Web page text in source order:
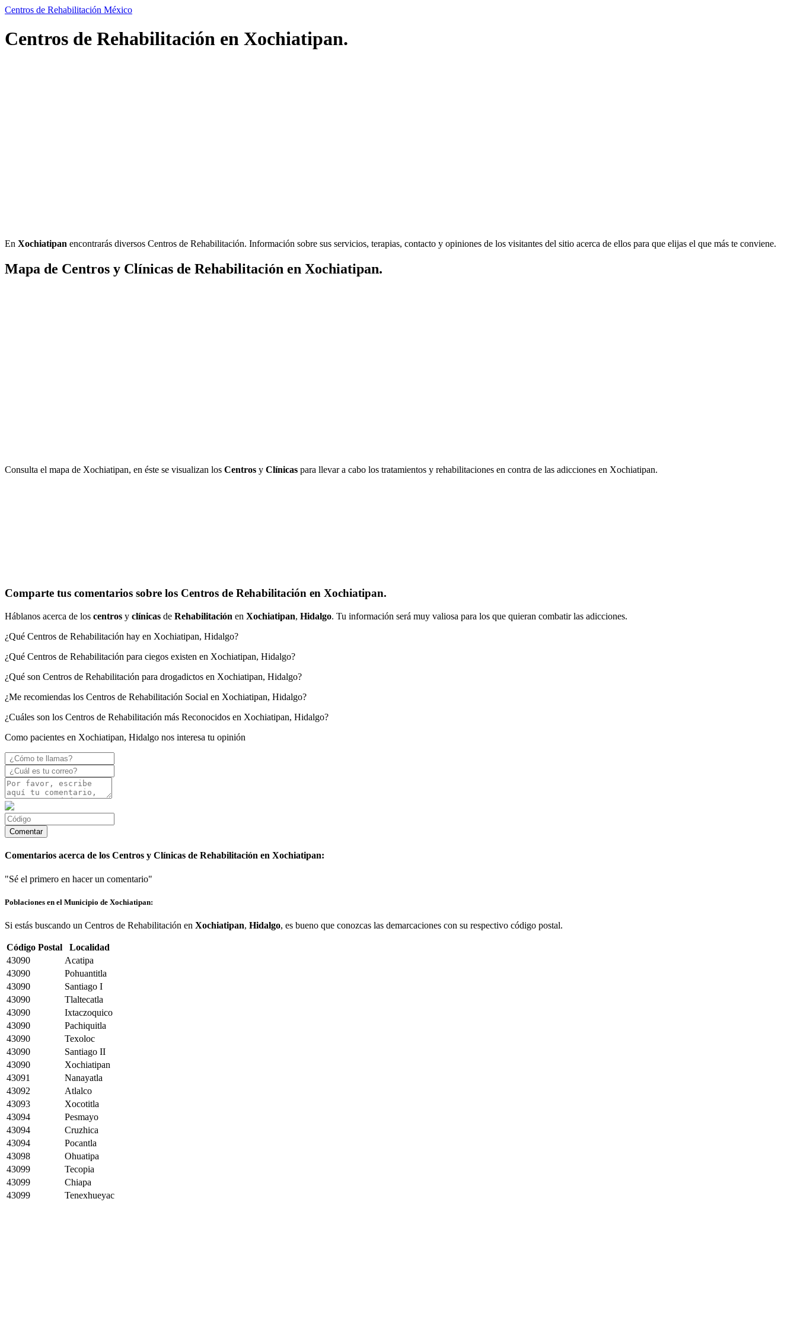
Centros de Rehabilitación México
Centros de Rehabilitación en Xochiatipan.
En Xochiatipan encontrarás diversos Centros de Rehabilitación. Información sobre sus servicios, terapias, contacto y opiniones de los visitantes del sitio acerca de ellos para que elijas el que más te conviene.
Mapa de Centros y Clínicas de Rehabilitación en Xochiatipan.
Consulta el mapa de Xochiatipan, en éste se visualizan los Centros y Clínicas para llevar a cabo los tratamientos y rehabilitaciones en contra de las adicciones en Xochiatipan.
Comparte tus comentarios sobre los Centros de Rehabilitación en Xochiatipan.
Háblanos acerca de los centros y clínicas de Rehabilitación en Xochiatipan, Hidalgo. Tu información será muy valiosa para los que quieran combatir las adicciones.
¿Qué Centros de Rehabilitación hay en Xochiatipan, Hidalgo?
¿Qué Centros de Rehabilitación para ciegos existen en Xochiatipan, Hidalgo?
¿Qué son Centros de Rehabilitación para drogadictos en Xochiatipan, Hidalgo?
¿Me recomiendas los Centros de Rehabilitación Social en Xochiatipan, Hidalgo?
¿Cuáles son los Centros de Rehabilitación más Reconocidos en Xochiatipan, Hidalgo?
Como pacientes en Xochiatipan, Hidalgo nos interesa tu opinión
Comentarios acerca de los Centros y Clínicas de Rehabilitación en Xochiatipan:
"Sé el primero en hacer un comentario"
Poblaciones en el Municipio de Xochiatipan:
Si estás buscando un Centros de Rehabilitación en Xochiatipan, Hidalgo, es bueno que conozcas las demarcaciones con su respectivo código postal.
Código Postal
Localidad
43090
Acatipa
43090
Pohuantitla
43090
Santiago I
43090
Tlaltecatla
43090
Ixtaczoquico
43090
Pachiquitla
43090
Texoloc
43090
Santiago II
43090
Xochiatipan
43091
Nanayatla
43092
Atlalco
43093
Xocotitla
43094
Pesmayo
43094
Cruzhica
43094
Pocantla
43098
Ohuatipa
43099
Tecopia
43099
Chiapa
43099
Tenexhueyac